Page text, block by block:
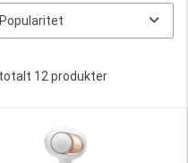
12 produkter